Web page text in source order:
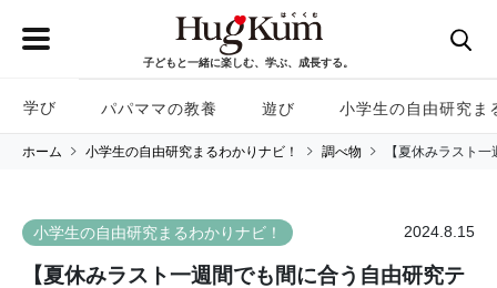
子どもと一緒に楽しむ、学ぶ、成長する。
学び パパママの教養 遊び 小学生の自由研究ま
ホーム 小学生の自由研究まるわかりナビ！ 調べ物 【夏休みラスト
小学生の自由研究まるわかりナビ！ 2024.8.15
【夏休みラスト一週間でも間に合う自由研究テ